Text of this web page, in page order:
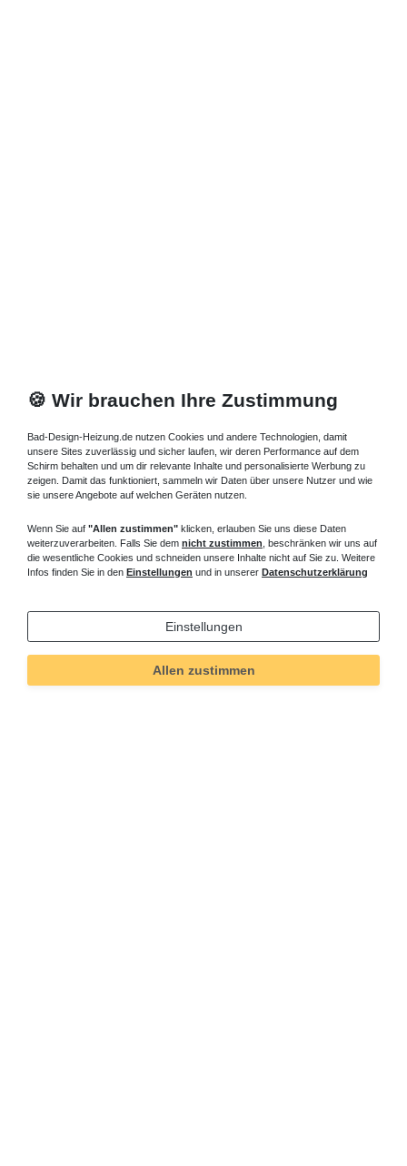
🍪 Wir brauchen Ihre Zustimmung
Bad-Design-Heizung.de nutzen Cookies und andere Technologien, damit
unsere Sites zuverlässig und sicher laufen, wir deren Performance auf dem
Schirm behalten und um dir relevante Inhalte und personalisierte Werbung zu
zeigen. Damit das funktioniert, sammeln wir Daten über unsere Nutzer und wie
sie unsere Angebote auf welchen Geräten nutzen.
Wenn Sie auf "Allen zustimmen" klicken, erlauben Sie uns diese Daten
weiterzuverarbeiten. Falls Sie dem nicht zustimmen , beschränken wir uns auf
die wesentliche Cookies und schneiden unsere Inhalte nicht auf Sie zu. Weitere
Infos finden Sie in den Einstellungen und in unserer Datenschutzerklärung
Einstellungen
Allen zustimmen